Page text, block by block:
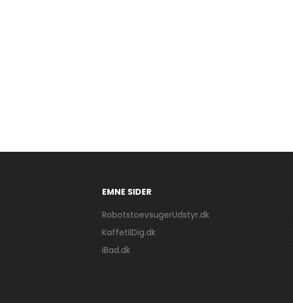
EMNE SIDER
RobotstoevsugerUdstyr.dk
KaffetilDig.dk
iBad.dk